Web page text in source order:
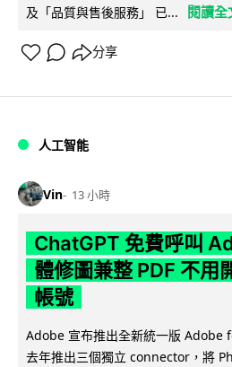
及「品質與售後服務」 已...
閱讀全
分享
人工智能
Vin 13 小時
ChatGPT 免費呼叫
體修圖兼整 PDF 不用
帳號
Adobe 宣布推出全新統一版 Adobe
去年推出三個獨立 connector，將